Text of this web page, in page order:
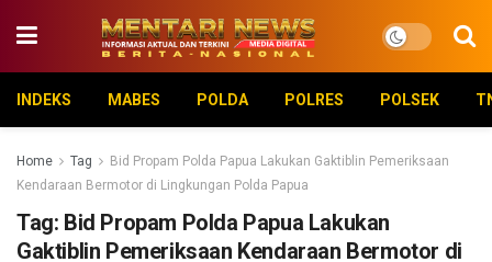
INDEKS MABES POLDA POLRES POLSEK
Home Tag
Bid Propam Polda Papua Lakukan Gaktiblin Pemeriksaan
Kendaraan Bermotor di Lingkungan Polda Papua
Tag: Bid Propam Polda Papua Lakukan
Gaktiblin Pemeriksaan Kendaraan Bermotor di